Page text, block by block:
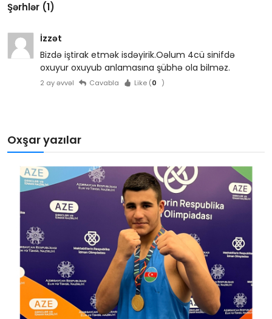
Şərhlər (1)
İzzət
Bizdə iştirak etmək isdəyirik.Oəlum 4cü sinifdə
oxuyur oxuyub anlamasına şübhə ola bilməz.
2 ay əvvəl Cavabla Like (0 )
Oxşar yazılar